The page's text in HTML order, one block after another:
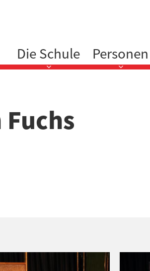
Hauptnavigation
Die Schule Personen